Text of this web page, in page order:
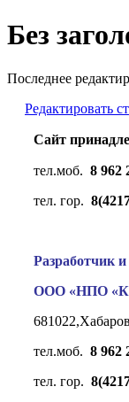
Без
Последнее
Редактировать
Сайт
тел.моб. 8 962
тел. гор.
Разработчик
ООО «НПО
тел.моб. 8 962
тел. гор.